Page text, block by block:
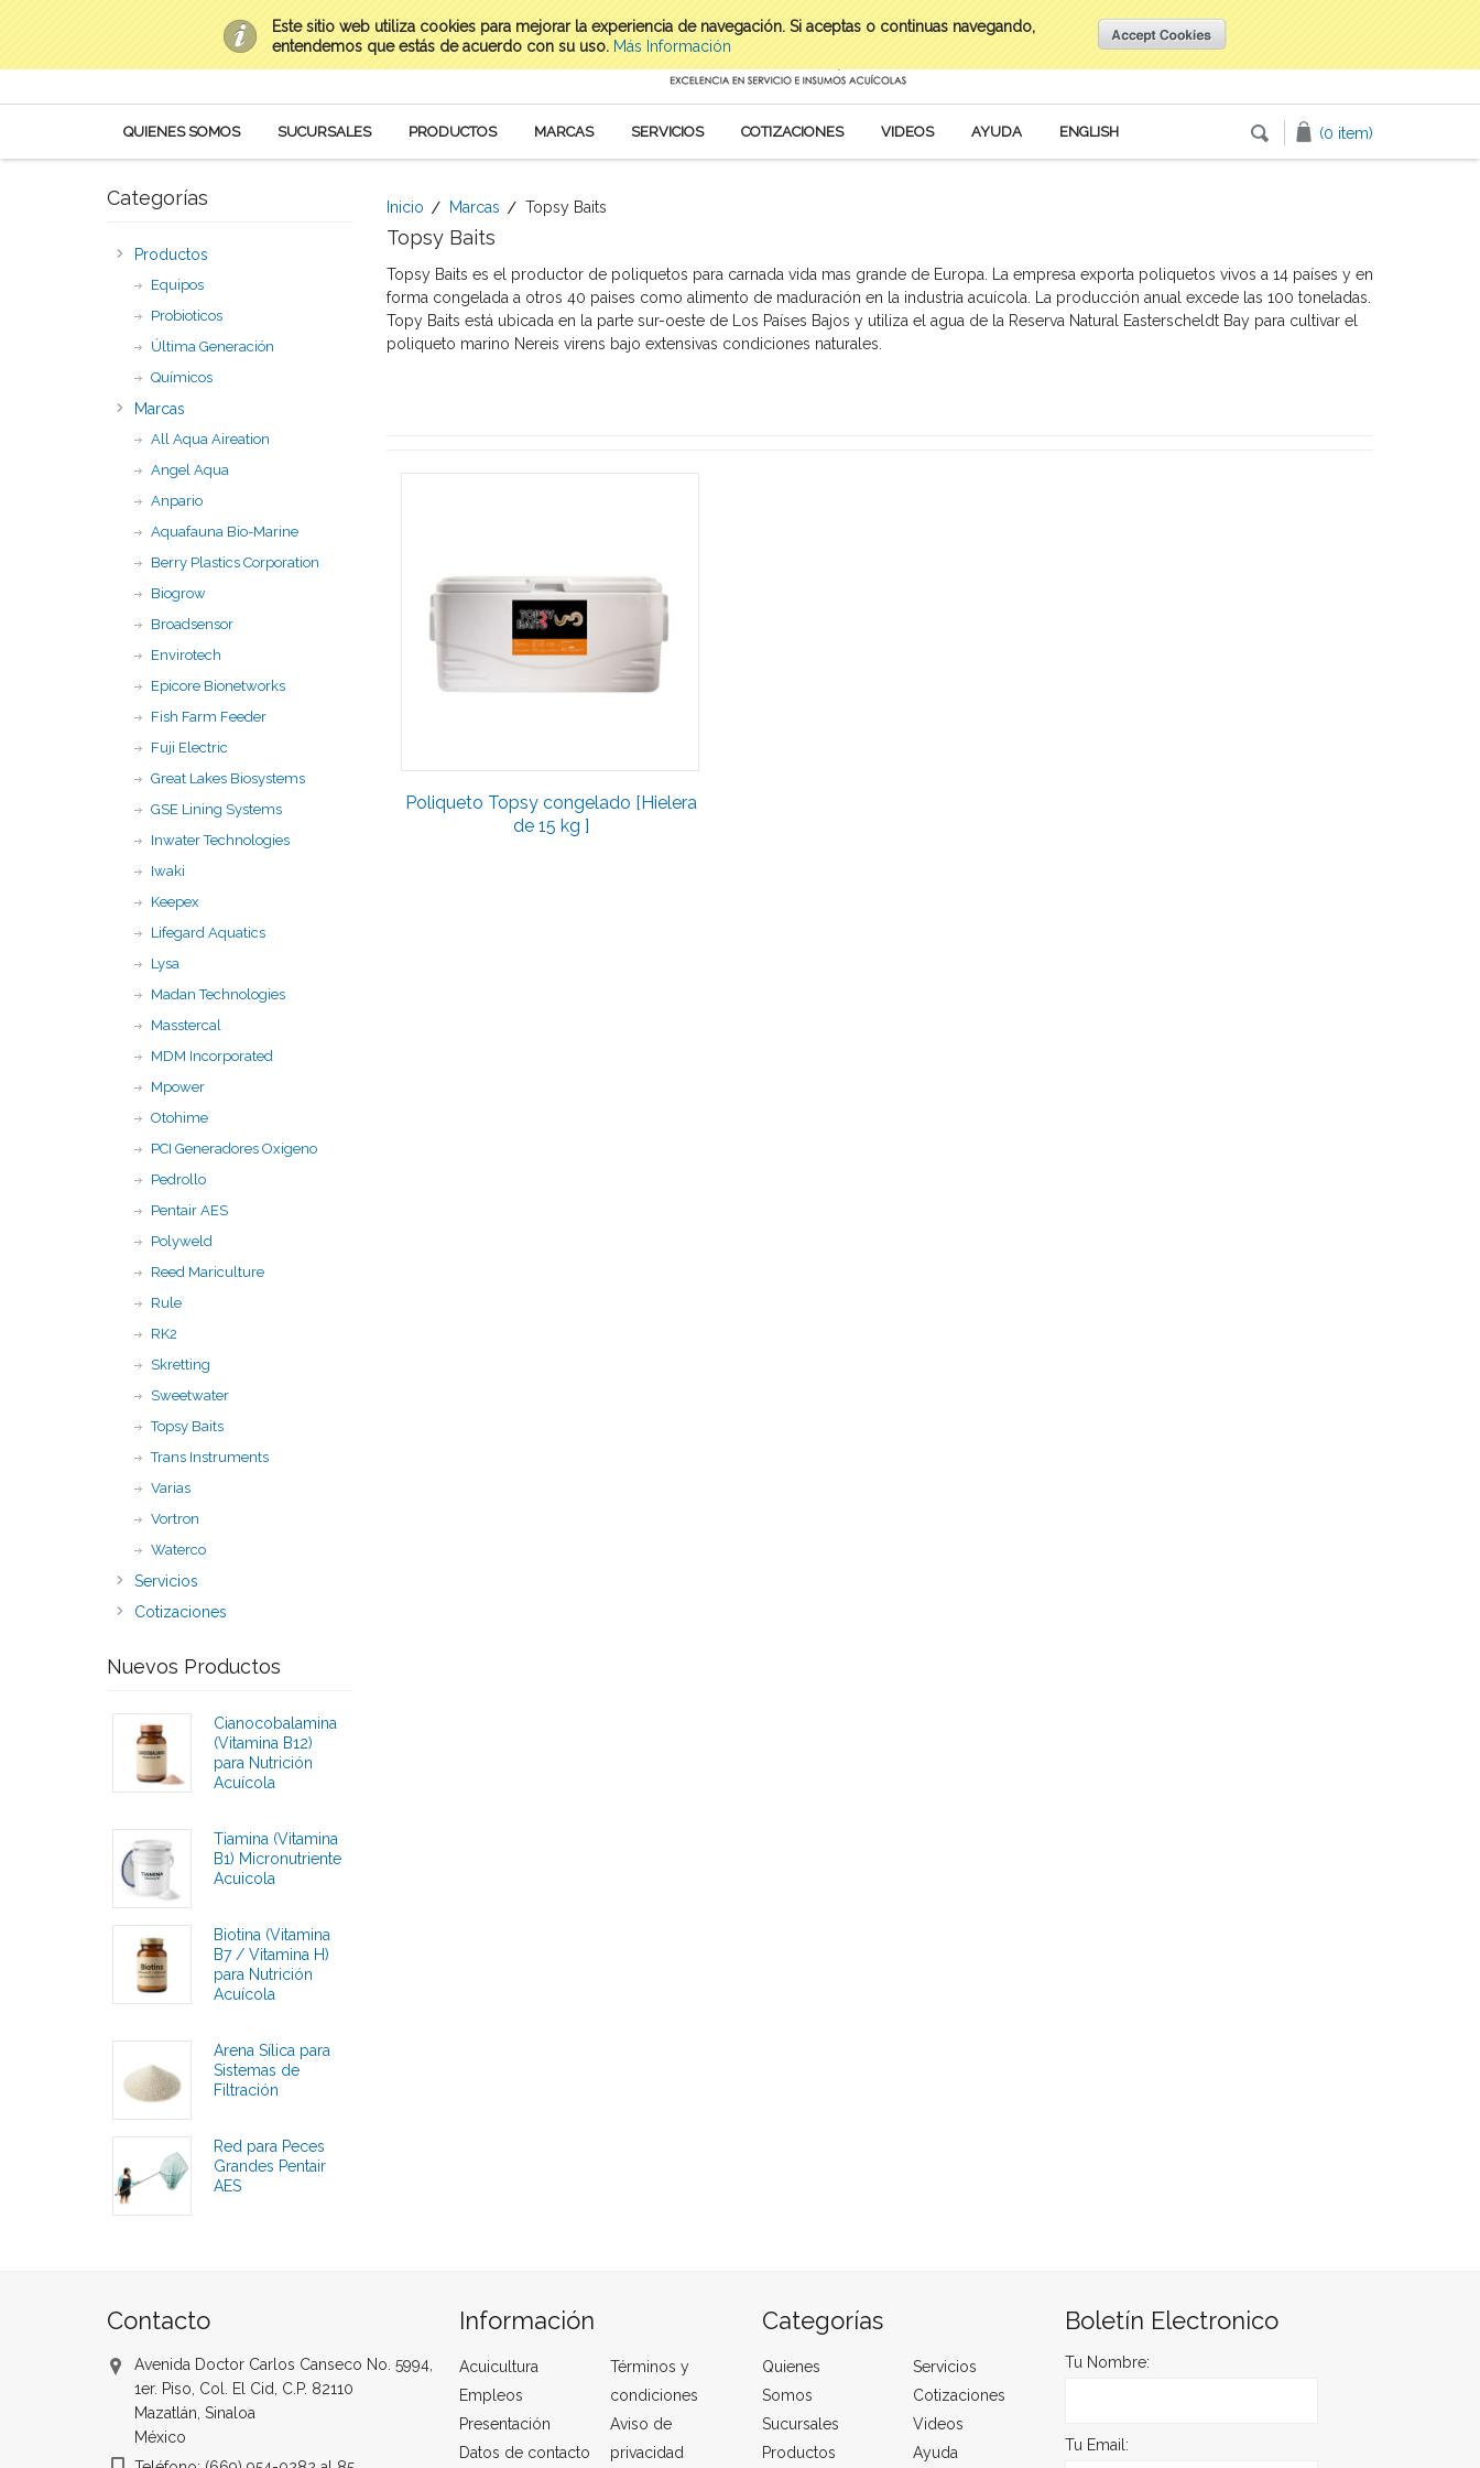
Este sitio web utiliza cookies para mejorar la experiencia de navegación. Si aceptas o continuas navegando,
entendemos que estás de acuerdo con su uso. Más Información
(669) 954-0282 al 85 Mi Cuenta Inicia tu sesión
QUIENES SOMOS SUCURSALES PRODUCTOS MARCAS SERVICIOS COTIZACIONES VIDEOS AYUDA ENGLISH (0 item)
Inicio Marcas Topsy Baits
Topsy Baits
Topsy Baits es el productor de poliquetos para carnada vida mas grande de Europa. La empresa exporta poliquetos vivos a 14 países y en
forma congelada a otros 40 paises como alimento de maduración en la industria acuícola. La producción anual excede las 100 toneladas.
Topy Baits está ubicada en la parte sur-oeste de Los Países Bajos y utiliza el agua de la Reserva Natural Easterscheldt Bay para cultivar el
poliqueto marino Nereis virens bajo extensivas condiciones naturales.
Poliqueto Topsy congelado [Hielera
de 15 kg ]
Categorías
Productos
Equipos
Probioticos
Última Generación
Químicos
Marcas
All Aqua Aireation
Angel Aqua
Anpario
Aquafauna Bio-Marine
Berry Plastics Corporation
Biogrow
Broadsensor
Envirotech
Epicore Bionetworks
Fish Farm Feeder
Fuji Electric
Great Lakes Biosystems
GSE Lining Systems
Inwater Technologies
Iwaki
Keepex
Lifegard Aquatics
Lysa
Madan Technologies
Masstercal
MDM Incorporated
Mpower
Otohime
PCI Generadores Oxigeno
Pedrollo
Pentair AES
Polyweld
Reed Mariculture
Rule
RK2
Skretting
Sweetwater
Topsy Baits
Trans Instruments
Varias
Vortron
Waterco
Servicios
Cotizaciones
Nuevos Productos
Cianocobalamina
(Vitamina B12)
para Nutrición
Acuícola
Tiamina (Vitamina
B1) Micronutriente
Acuicola
Biotina (Vitamina
B7 / Vitamina H)
para Nutrición
Acuícola
Arena Sílica para
Sistemas de
Filtración
Red para Peces
Grandes Pentair
AES
Contacto
Avenida Doctor Carlos Canseco No. 5994,
1er. Piso, Col. El Cid, C.P. 82110
Mazatlán, Sinaloa
México
Información
Acuicultura
Empleos
Presentación
Datos de contacto
Términos y
condiciones
Aviso de
privacidad
Categorías
Quienes
Somos
Sucursales
Productos
Servicios
Cotizaciones
Videos
Ayuda
Boletín Electronico
Tu Nombre:
Tu Email: